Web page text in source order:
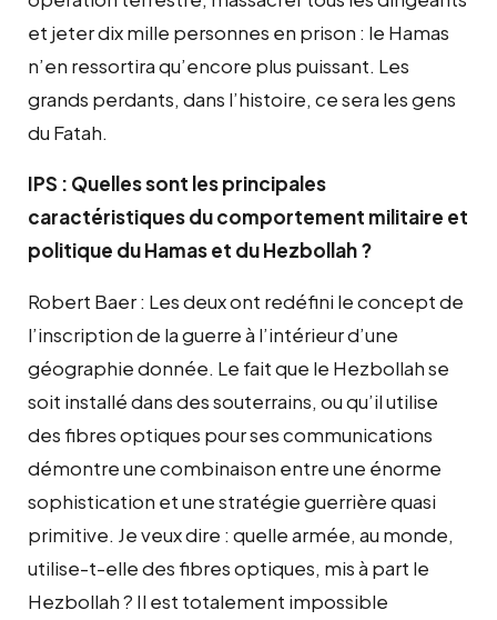
et jeter dix mille personnes en prison : le Hamas
n’en ressortira qu’encore plus puissant. Les
grands perdants, dans l’histoire, ce sera les gens
du Fatah.
IPS : Quelles sont les principales
caractéristiques du comportement militaire et
politique du Hamas et du Hezbollah ?
Robert Baer : Les deux ont redéfini le concept de
l’inscription de la guerre à l’intérieur d’une
géographie donnée. Le fait que le Hezbollah se
soit installé dans des souterrains, ou qu’il utilise
des fibres optiques pour ses communications
démontre une combinaison entre une énorme
sophistication et une stratégie guerrière quasi
primitive. Je veux dire : quelle armée, au monde,
utilise-t-elle des fibres optiques, mis à part le
Hezbollah ? Il est totalement impossible